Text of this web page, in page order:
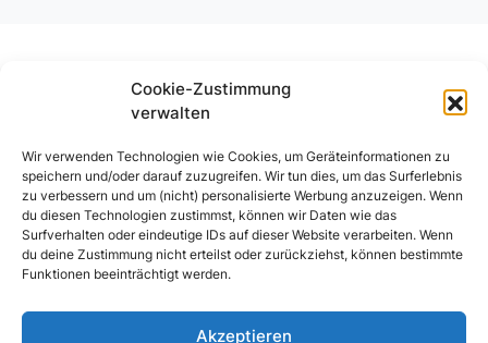
Cookie-Zustimmung
verwalten
Wir verwenden Technologien wie Cookies, um Geräteinformationen zu
speichern und/oder darauf zuzugreifen. Wir tun dies, um das Surferlebnis
zu verbessern und um (nicht) personalisierte Werbung anzuzeigen. Wenn
du diesen Technologien zustimmst, können wir Daten wie das
Surfverhalten oder eindeutige IDs auf dieser Website verarbeiten. Wenn
du deine Zustimmung nicht erteilst oder zurückziehst, können bestimmte
Funktionen beeinträchtigt werden.
Akzeptieren